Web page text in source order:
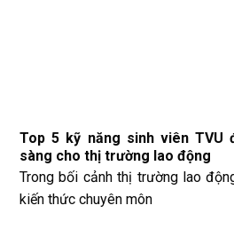
Top 5 kỹ năng sinh viên TVU
sàng cho thị trường lao động
Trong bối cảnh thị trường lao
kiến thức chuyên môn